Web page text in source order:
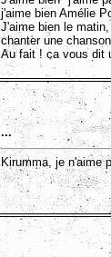
j'aime bien Amélie
J'aime bien le
chanter une
Au fait ! ca vous dit
...
Kirumma, je n'aime